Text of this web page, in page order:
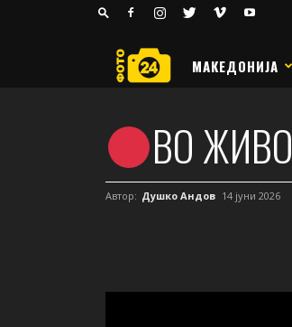
РАКОМЕТ
МАКЕДОНИЈА
ВО ЖИВО
Автор: Душко Андов 14 јуни 2026